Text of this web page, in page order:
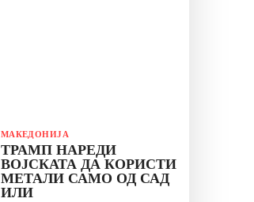
МАКЕДОНИЈА
ТРАМП НАРЕДИ
ВОЈСКАТА ДА КОРИСТИ
МЕТАЛИ САМО ОД САД
ИЛИ